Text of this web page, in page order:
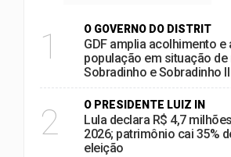
1 O GOVERNO DO DISTRIT
GDF amplia acolhimento
população em situação de
Sobradinho e Sobradinho II
2 O PRESIDENTE LUIZ IN
Lula declara R$ 4,7
2026; patrimônio cai 35%
eleição